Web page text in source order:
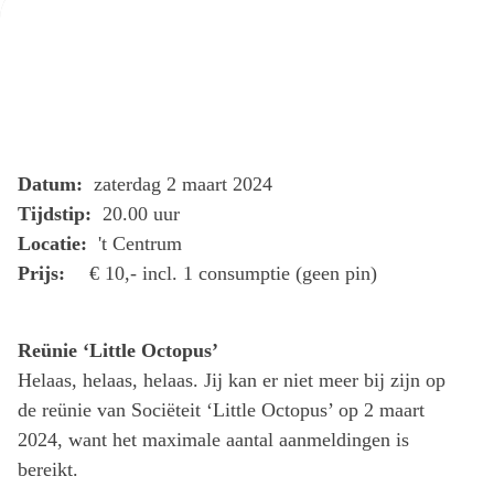
Datum: zaterdag 2 maart 2024
Tijdstip: 20.00 uur
Locatie: 't Centrum
Prijs:
€ 10,- incl. 1 consumptie (geen pin)
Reünie ‘Little Octopus’
Helaas, helaas, helaas. Jij kan er niet meer bij zijn op
de reünie van Sociëteit ‘Little Octopus’ op 2 maart
2024, want het maximale aantal aanmeldingen is
bereikt.